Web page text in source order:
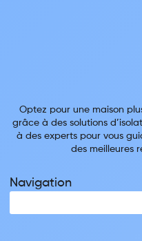
Optez pour une maison
grâce à des solutions
à des experts pour vous
des meilleures
Navigation